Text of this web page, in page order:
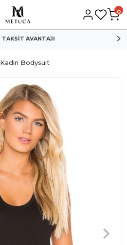
0
HIZLI KARGO
Kadın Bodysuit